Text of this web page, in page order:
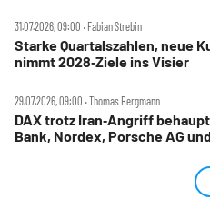
31.07.2026, 09:00 ‧ Fabian Strebin
Starke Quartalszahlen, neue
nimmt 2028‑Ziele ins Visier
29.07.2026, 09:00 ‧ Thomas Bergmann
DAX trotz Iran‑Angriff
Bank, Nordex, Porsche AG